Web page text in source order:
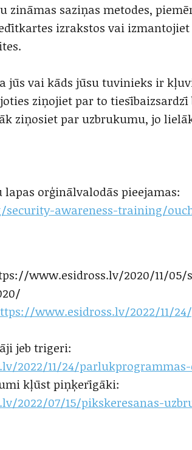
zināmas saziņas metodes,
izrakstos vai
jūs vai kāds jūsu tuvinieks ir
ziņojiet par to tiesībaizsardzī
ziņosiet par uzbrukumu, jo
lapas orģinālvalodās pieejamas:
awareness-training/
www.esidross.lv/2020/11/
www.esidross.lv/2022/11/
jeb trigeri:
2022/11/24/parlukprogrammas-
kļūst piņķerīgāki:
2022/07/15/pikskeresanas-